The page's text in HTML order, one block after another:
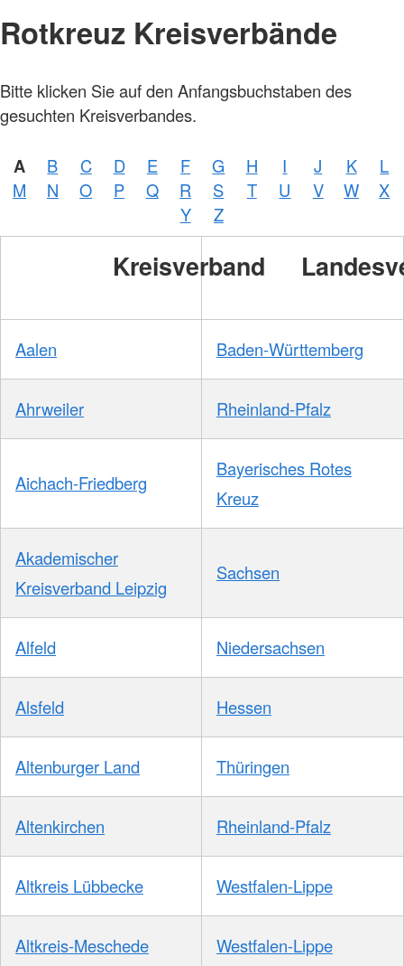
Rotkreuz Kreisverbände
Bitte klicken Sie auf den Anfangsbuchstaben des
gesuchten Kreisverbandes.
A B C D E F G H I J K
L
M
N O P Q R S T U V W
X
Y
Z
Kreisverband
Aalen Baden-Württemberg
Ahrweiler Rheinland-Pfalz
Aichach-Friedberg
Bayerisches Rotes
Kreuz
Akademischer
Kreisverband Leipzig
Sachsen
Alfeld Niedersachsen
Alsfeld Hessen
Altenburger Land Thüringen
Altenkirchen Rheinland-Pfalz
Altkreis Lübbecke Westfalen-Lippe
Altkreis-Meschede Westfalen-Lippe